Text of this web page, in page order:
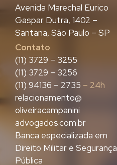
Avenida Marechal Eurico
Gaspar Dutra, 1402 –
Santana, São Paulo – SP
Contato
(11) 3729 – 3255
(11) 3729 – 3256
(11) 94136 – 2735 – 24h
relacionamento@
oliveiracampanini
advogados.com.br
Banca especializada em
Direito Militar e Segurança
Pública